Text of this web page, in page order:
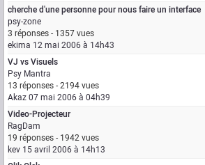
cherche d'une personne pour nous faire un interface
psy-zone
3 réponses - 1357 vues
ekima 12 mai 2006 à 14h43
VJ vs Visuels
Psy Mantra
13 réponses - 2194 vues
Akaz07 mai 2006 à 04h39
Video-Projecteur
RagDam
19 réponses - 1942 vues
kev 15 avril 2006 à 14h13